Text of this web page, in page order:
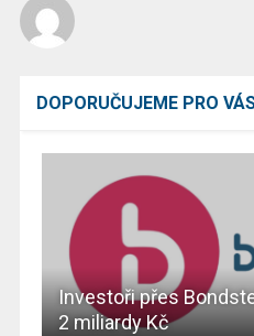
DOPORUČUJEME PRO
Investoři přes
2 miliardy Kč